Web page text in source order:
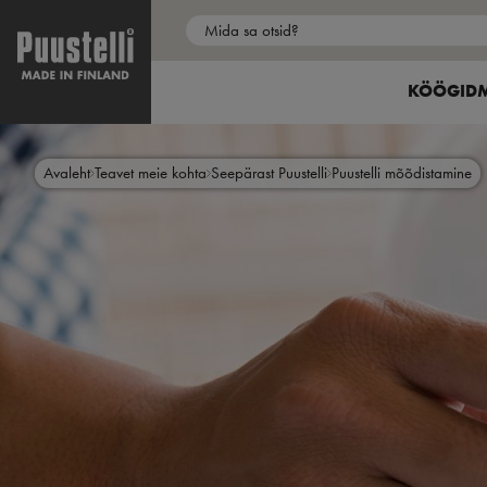
Skip
main
content
et
SHOW
KÖÖGID
Avaleht Teavet meie kohta Seepärast Puustelli Puustelli mõõdistamine